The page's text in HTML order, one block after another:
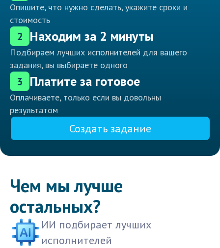
Опишите, что нужно сделать, укажите сроки и
стоимость
2 Находим за 2 минуты
Подбираем лучших исполнителей для вашего
задания, вы выбираете одного
3 Платите за готовое
Оплачиваете, только если вы довольны
результатом
Создать задание
Чем мы лучше
остальных?
ИИ подбирает лучших
исполнителей